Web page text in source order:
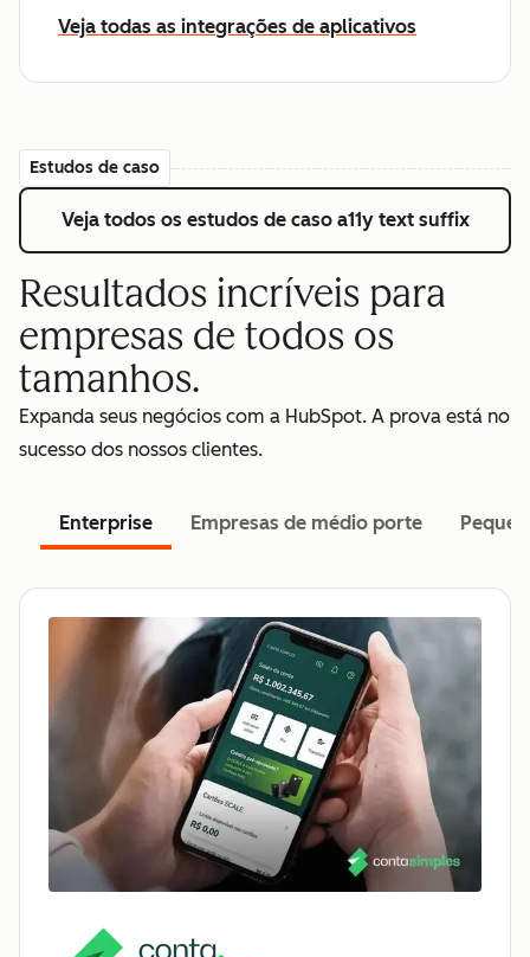
Veja todas as integrações de aplicativos
Estudos de caso
Veja todos os estudos de caso a11y text suffix
Resultados incríveis para
empresas de todos os
tamanhos.
Expanda seus negócios com a HubSpot. A prova está no
sucesso dos nossos clientes.
Enterprise Empresas de médio porte